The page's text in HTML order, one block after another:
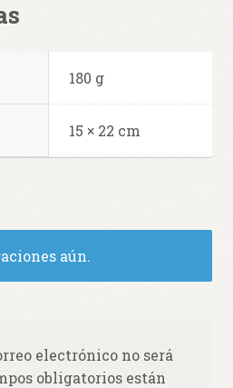
180 g
15 × 22 cm
aún.
electrónico no será
obligatorios están